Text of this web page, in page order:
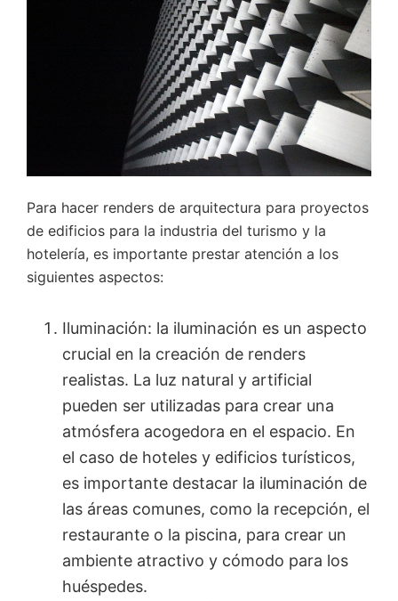
Para hacer renders de arquitectura para proyectos
de edificios para la industria del turismo y la
hotelería, es importante prestar atención a los
siguientes aspectos:
Iluminación: la iluminación es un aspecto
crucial en la creación de renders
realistas. La luz natural y artificial
pueden ser utilizadas para crear una
atmósfera acogedora en el espacio. En
el caso de hoteles y edificios turísticos,
es importante destacar la iluminación de
las áreas comunes, como la recepción, el
restaurante o la piscina, para crear un
ambiente atractivo y cómodo para los
huéspedes.